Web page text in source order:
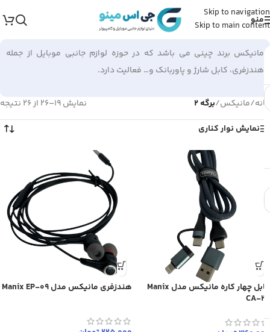
Skip to navigation
Skip to main content
منو
مانیکس برند چینی می باشد که در حوزه لوازم جانبی موبایل از جمله
هندزفری، کابل شارژ و پاوربانک و… فعالیت دارد.
خانه/مانیکس/برگه 2
نمایش 19–26 از 26 نتیجه
نمایش نوار کناری
کابل چهار کاره مانیکس مدل Manix
CA-27
هندزفری مانیکس مدل Manix EP-09